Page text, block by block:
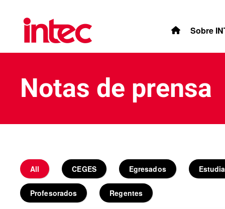
Skip to main content
Sobre
Notas de prensa
All CEGES Egresados
Profesorados Regentes